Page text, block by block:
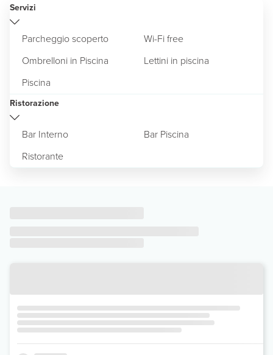
Servizi
Parcheggio scoperto
Wi-Fi free
Ombrelloni in Piscina
Lettini in piscina
Piscina
Ristorazione
Bar Interno
Bar Piscina
Ristorante